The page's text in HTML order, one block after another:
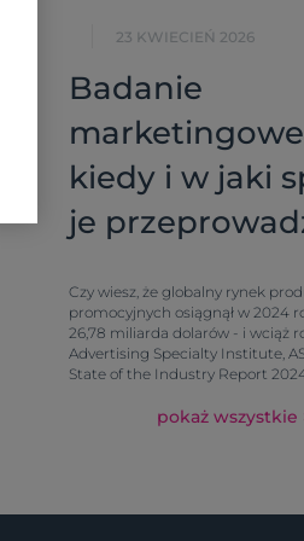
23 KWIECIEŃ 2026
Badanie
kiedy i w jaki
je
Czy wiesz, że globalny rynek
promocyjnych osiągnął w 2024
26,78 miliarda dolarów - i wciąż
Advertising Specialty Institute,
State of the Industry Report
reklamowe, kierując się
nie do zmierzenia.
pokaż wszystkie